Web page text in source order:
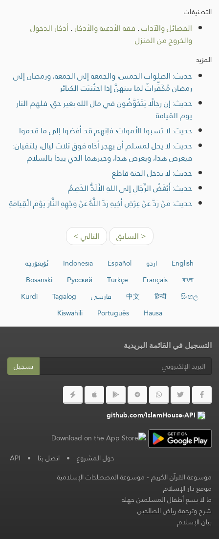
التصنيفات
الفضائل والآداب. فقه الأدعية والأذكار . أذكار الدخول
والخروج من المنزل
المزيد
حديث: الصلوات الخمس، والجمعة إلى الجمعة، ورمضان إلى
رمضان مُكَفِّراتٌ لما بينهنَّ إذا اجتُنبَت الكبائر
حديث: إن رجالًا يَتَخَوَّضُون في مال الله بغير حق، فلهم النار
يوم القيامة
حديث: لا تسبوا الأموات؛ فإنهم قد أفضوا إلى ما قدموا
حديث: لا يحل لمسلم أن يهجر أخاه فوق ثلاث ليال، يلتقيان:
فيعرض هذا، ويعرض هذا، وخيرهما الذي يبدأ بالسلام
حديث: لا يدخل الجنة قاطع
حديث: أَبْغَضُ الرِّجَالِ إِلى اللهِ الأَلَدُّ الخَصِمُ
حديث: مَنْ رَدَّ عَنْ عِرْضِ أَخِيهِ رَدَّ اللَّهُ عَنْ وَجْهِهِ النَّارَ يَوْمَ الْقِيَامَةِ
< السابق التالي >
English اردو Español
Indonesia
ئۇيغۇرچە
বাংলা
Français
Türkçe
Русский
Bosanski
සිංහල
हिन्दी
中文 فارسی Tagalog
Kurdî
Hausa
Português
Kiswahili
التسجيل في القائمة البريدية
تسجيل
github.com/IslamHouse-API
حول المشروع • اتصل بنا •
API
موسوعة القرآن الكريم-موسوعة المصطلحات الإسلامية
موقع دار الإسلام
ما لا يسع أطفال المسلمين جهله
شرح وترجمة رياض الصالحين
بيان الإسلام